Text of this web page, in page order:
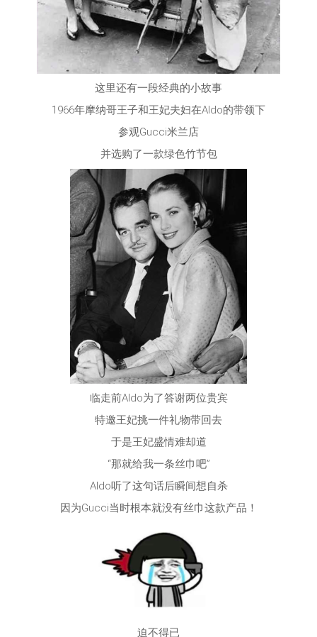
这里还有一段经典的小故事
1966年摩纳哥王子和王妃夫妇在Aldo的带领下
参观Gucci米兰店
并选购了一款绿色竹节包
临走前Aldo为了答谢两位贵宾
特邀王妃挑一件礼物带回去
于是王妃盛情难却道
“那就给我一条丝巾吧”
Aldo听了这句话后瞬间想自杀
因为Gucci当时根本就没有丝巾这款产品！
迫不得已